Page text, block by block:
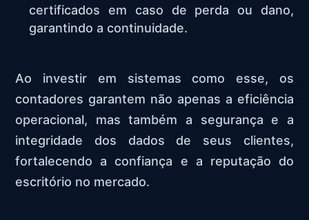
certificados em caso de perda ou dano,
garantindo a continuidade.
Ao investir em sistemas como esse, os
contadores garantem não apenas a eficiência
operacional, mas também a segurança e a
integridade dos dados de seus clientes,
fortalecendo a confiança e a reputação do
escritório no mercado.